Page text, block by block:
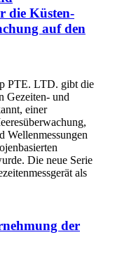
die Küsten-
auf den
PTE. LTD. gibt die
Gezeiten- und
einer
Wellenmessungen
Die neue Serie
als
der